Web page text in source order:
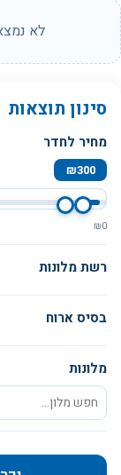
לא
סינון תוצאות
מחיר לחדר
₪300
₪0
רשת מלונות
בסיס ארוח
מלונות